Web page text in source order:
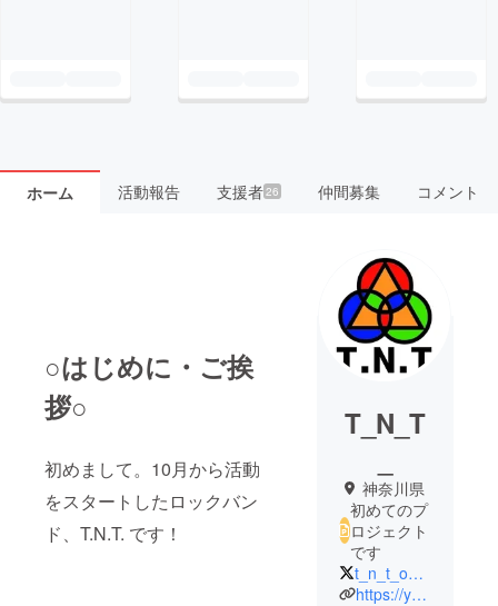
ホーム 活動報告 支援者26 仲間募集 コメント
○はじめに・ご挨
拶○
初めまして。10月から活動
をスタートしたロックバン
ド、T.N.T. です！
T_N_T
神奈川県
初めてのプ
ロジェクト
です
t_n_t_official
https://youtube.com/channel/UCQRilmIhp3zD6r9eesGGvNg